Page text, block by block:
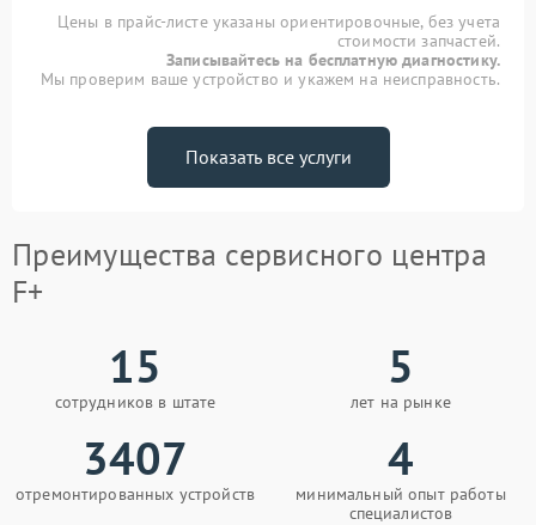
Цены в прайс-листе указаны ориентировочные, без учета
стоимости запчастей.
Записывайтесь на бесплатную диагностику.
Мы проверим ваше устройство и укажем на неисправность.
Показать все услуги
Преимущества сервисного центра
F+
15
сотрудников в штате
5
лет на рынке
3407
отремонтированных устройств
4
минимальный опыт работы
специалистов